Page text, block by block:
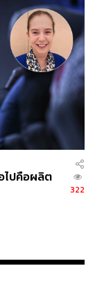
ไปคือผลิต
322